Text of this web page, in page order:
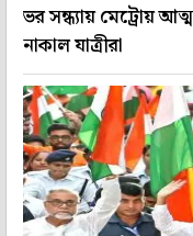
ভর সন্ধ্যায় মেট্রোয়
নাকাল যাত্রীরা